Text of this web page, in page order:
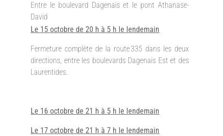
Entre le boulevard Dagenais et le pont Athanase-
David
Le 15 octobre de 20 h à 5 h le lendemain
Fermeture complète de la route 335 dans les deux
directions, entre les boulevards Dagenais Est et des
Laurentides.
Le 16 octobre de 21 h à 5 h le lendemain
Le 17 octobre de 21 h à 7 h le lendemain